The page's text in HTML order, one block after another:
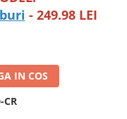
- 249.98 LEI
IN COS
CR